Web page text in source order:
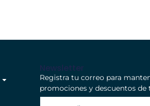
Newsletter
Registra tu correo para
promociones y descuentos de